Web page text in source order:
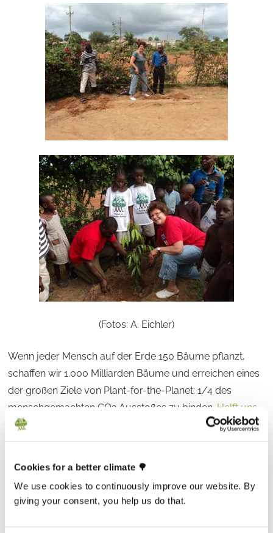
Cookies for a better climate 🌳
We use cookies to continuously improve our website. By
giving your consent, you help us do that.
(Fotos: A. Eichler)
Wenn jeder Mensch auf der Erde 150 Bäume pflanzt,
schaffen wir 1.000 Milliarden Bäume und erreichen eines
der großen Ziele von Plant-for-the-Planet: 1/4 des
menschgemachten CO2 Ausstoßes zu binden. Helft uns
dabei!
This article is over a year old and may not reflect